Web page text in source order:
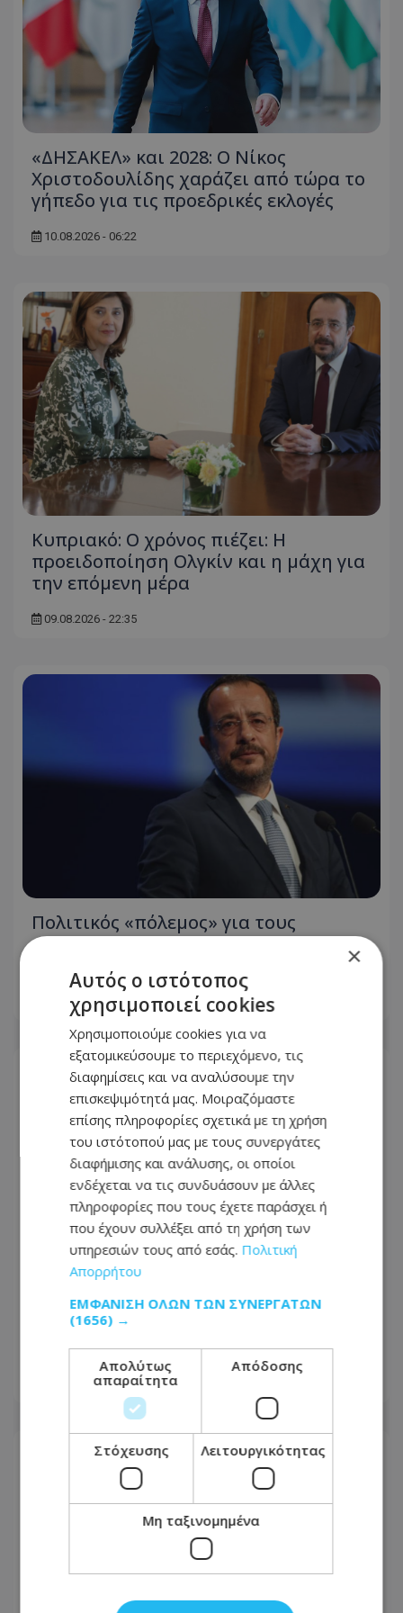
«ΔΗΣΑΚΕΛ» και 2028: Ο Νίκος
Χριστοδουλίδης χαράζει από τώρα το
γήπεδο για τις προεδρικές εκλογές
10.08.2026 - 06:22
Κυπριακό: Ο χρόνος πιέζει: Η
προειδοποίηση Ολγκίν και η μάχη για
την επόμενη μέρα
09.08.2026 - 22:35
Πολιτικός «πόλεμος» για τους
ημικρατικούς – Το «ΔΗΣΑΚΕΛ» έφερε
βροχή ανακοινώσεων
09.08.2026 - 21:53
Νέος γύρος στην κόντρα ΔΗΣΥ –
Κυβέρνησης: «Μήπως θέλουν να τους
πούμε και μπράβο;»
09.08.2026 - 19:48
×
Αυτός ο ιστότοπος
χρησιμοποιεί cookies
Χρησιμοποιούμε cookies για να
εξατομικεύσουμε το περιεχόμενο, τις
διαφημίσεις και να αναλύσουμε την
επισκεψιμότητά μας. Μοιραζόμαστε
επίσης πληροφορίες σχετικά με τη χρήση
του ιστότοπού μας με τους συνεργάτες
διαφήμισης και ανάλυσης, οι οποίοι
ενδέχεται να τις συνδυάσουν με άλλες
πληροφορίες που τους έχετε παράσχει ή
που έχουν συλλέξει από τη χρήση των
υπηρεσιών τους από εσάς. Πολιτική
Απορρήτου
ΕΜΦΆΝΙΣΗ ΌΛΩΝ ΤΩΝ ΣΥΝΕΡΓΑΤΏΝ
(1656) →
Απολύτως
απαραίτητα
Απόδοσης
Στόχευσης Λειτουργικότητας
Μη ταξινομημένα